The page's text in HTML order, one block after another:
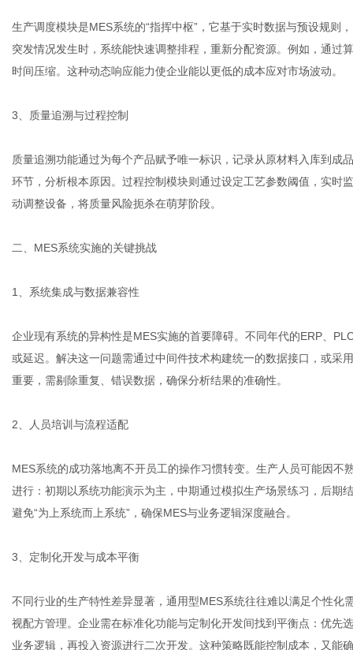
生产调度模块是MES系统的“指挥中枢”，它基于实时数据与预设规则
突发情况发生时，系统能快速调整排程，重新分配资源。例如，通过
时间压缩。这种动态响应能力使企业能以更低的成本应对市场波动。
3、质量追溯与过程控制
质量追溯功能通过为每个产品赋予唯一标识，记录从原材料入库到成
环节，分析根本原因。过程控制模块则通过设定工艺参数阈值，实时
动调整设备，将质量风险扼杀在萌芽阶段。
二、MES系统实施的关键挑战
1、系统集成与数据兼容性
企业现有系统的异构性是MES实施的首要障碍。不同年代的ERP、
或延迟。解决这一问题需通过中间件技术构建统一的数据接口，或采
重要，需剔除重复、错误数据，确保分析结果的准确性。
2、人员培训与流程适配
MES系统的成功落地离不开员工的操作习惯转变。生产人员可能因
进行：初期以系统功能演示为主，中期通过模拟生产场景练习，后期
避免“为上系统而上系统”，确保MES与业务逻辑深度融合。
3、定制化开发与成本平衡
不同行业的生产特性差异显著，通用型MES系统往往难以满足个性
视配方管理。企业需在标准化功能与定制化开发间找到平衡点：优先
业务逻辑，再投入资源进行二次开发。这种策略既能控制成本，又能